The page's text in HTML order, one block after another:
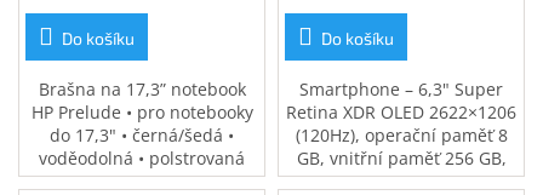
Do košíku
Brašna na 17,3” notebook
HP Prelude • pro notebooky
do 17,3" • černá/šedá •
voděodolná • polstrovaná
přihrádka na notebook •
Do košíku
Smartphone – 6,3" Super
Retina XDR OLED 2622×1206
(120Hz), operační paměť 8
GB, vnitřní paměť 256 GB,
single SIM + eSIM, procesor